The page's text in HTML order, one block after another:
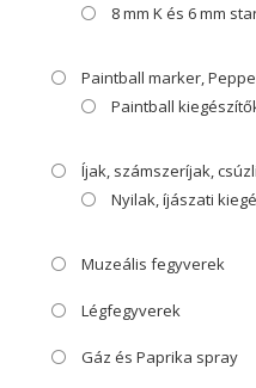
8 mm K és 6 mm
Paintball marker,
Paintball
Íjak, számszeríjak,
Nyilak, íjászati
Muzeális fegyverek
Légfegyverek
Gáz és Paprika spray